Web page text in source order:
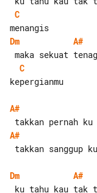
C
Dm
A#
C
kepergianmu
A#
A#
Dm A#